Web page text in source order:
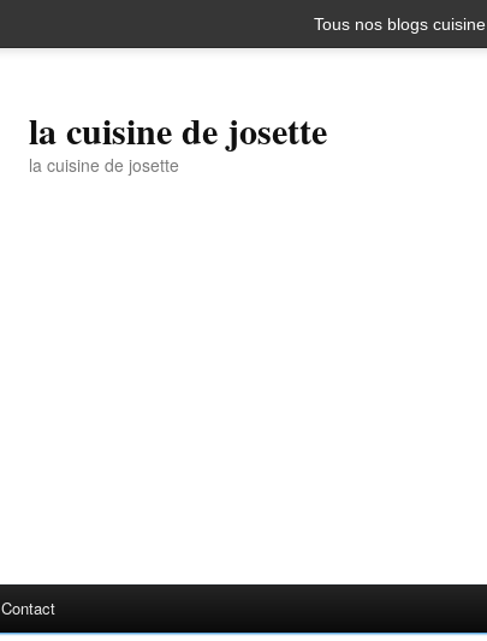
Tous nos blogs cuisine
la cuisine de josette
la cuisine de josette
Contact